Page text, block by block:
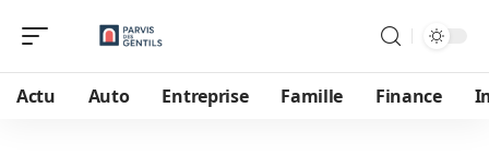
Actu Auto Entreprise Famille Finance